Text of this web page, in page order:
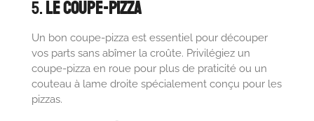
5.Le Coupe-Pizza
Un bon coupe-pizza est essentiel pour découper
vos parts sans abîmer la croûte. Privilégiez un
coupe-pizza en roue pour plus de praticité ou un
couteau à lame droite spécialement conçu pour les
pizzas.